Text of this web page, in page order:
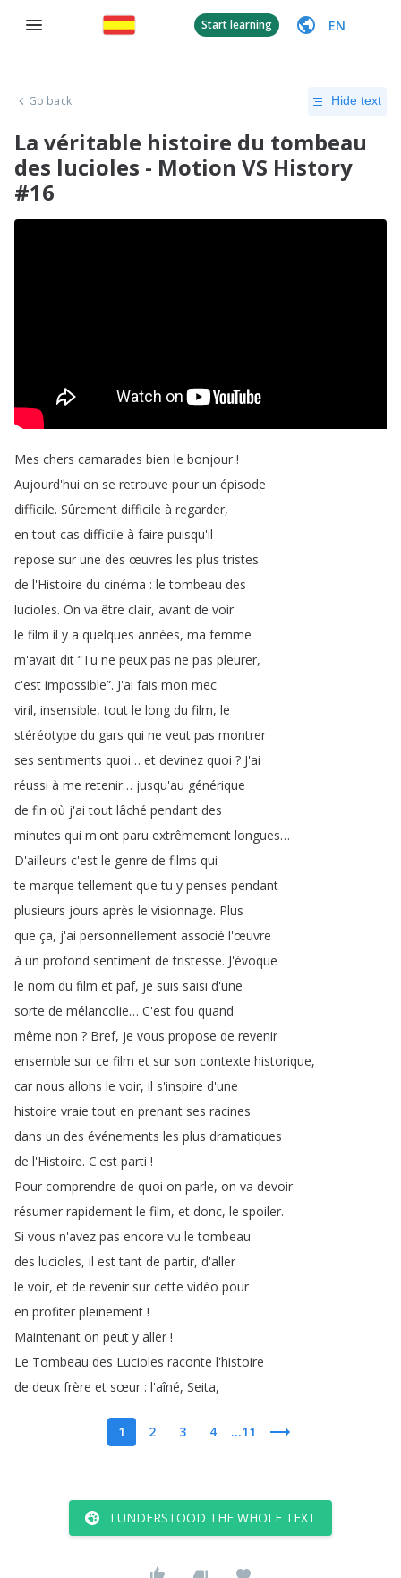
Start learning EN
Go back Hide text
La véritable histoire du tombeau
des lucioles - Motion VS History
#16
Mes chers camarades bien le bonjour !
Aujourd'hui on se retrouve pour un épisode
difficile. Sûrement difficile à regarder,
en tout cas difficile à faire puisqu'il
repose sur une des œuvres les plus tristes
de l'Histoire du cinéma : le tombeau des
lucioles. On va être clair, avant de voir
le film il y a quelques années, ma femme
m'avait dit “Tu ne peux pas ne pas pleurer,
c'est impossible”. J'ai fais mon mec
viril, insensible,tout le long du film, le
stéréotype du gars qui ne veut pas montrer
ses sentiments quoi… et devinez quoi ? J'ai
réussi à me retenir… jusqu'au générique
de fin où j'ai tout lâché pendant des
minutes qui m'ont paru extrêmement longues…
D'ailleurs c'est le genre de films qui
te marque tellement que tu y penses pendant
plusieurs jours après le visionnage. Plus
que ça, j'ai personnellement associé l'œuvre
à un profond sentiment de tristesse. J'évoque
le nom du film et paf, je suis saisi d'une
sorte de mélancolie… C'est fou quand
même non ? Bref, je vous propose de revenir
ensemble sur ce film et sur son contexte historique,
car nous allons le voir, il s'inspire d'une
histoire vraie tout en prenant ses racines
dans un des événements les plus dramatiques
de l'Histoire. C'est parti !
Pour comprendre de quoi on parle, on va devoir
résumer rapidement le film, et donc, le spoiler.
Si vous n'avez pas encore vu le tombeau
des lucioles, il est tant de partir, d'aller
le voir, et de revenir sur cette vidéo pour
en profiter pleinement !
Maintenant on peut y aller !
Le Tombeau des Lucioles raconte l'histoire
de deux frère et sœur : l'aîné, Seita,
1 2 3 4 ...11
I UNDERSTOOD THE WHOLE TEXT